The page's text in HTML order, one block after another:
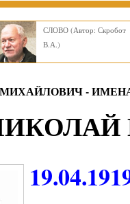
СЛОВО (Автор: Скробот
В.А.)
-